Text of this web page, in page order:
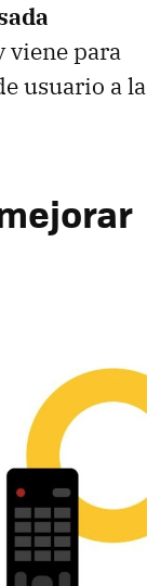
viene para
usuario a la